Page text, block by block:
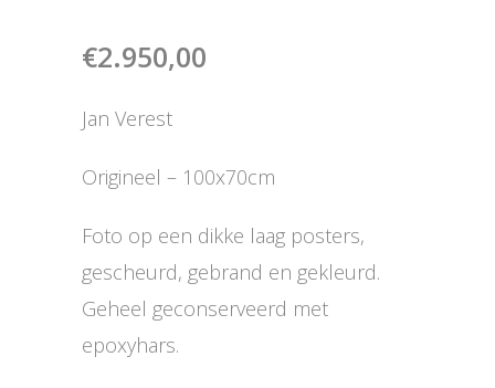
€2.950,00
Jan Verest
Origineel – 100x70cm
Foto op een dikke laag posters,
gescheurd, gebrand en gekleurd.
Geheel geconserveerd met
epoxyhars.